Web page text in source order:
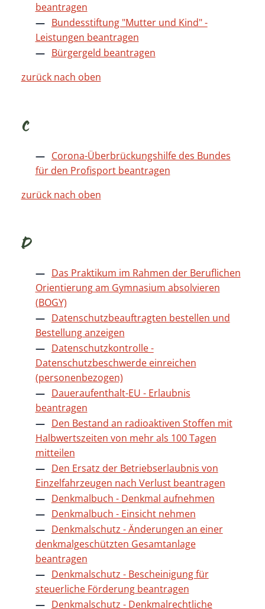
beantragen
Bundesstiftung "Mutter und Kind" -
Leistungen beantragen
Bürgergeld beantragen
zurück nach oben
C
Corona-Überbrückungshilfe des Bundes
für den Profisport beantragen
zurück nach oben
D
Das Praktikum im Rahmen der Beruflichen
Orientierung am Gymnasium absolvieren
(BOGY)
Datenschutzbeauftragten bestellen und
Bestellung anzeigen
Datenschutzkontrolle -
Datenschutzbeschwerde einreichen
(personenbezogen)
Daueraufenthalt-EU - Erlaubnis
beantragen
Den Bestand an radioaktiven Stoffen mit
Halbwertszeiten von mehr als 100 Tagen
mitteilen
Den Ersatz der Betriebserlaubnis von
Einzelfahrzeugen nach Verlust beantragen
Denkmalbuch - Denkmal aufnehmen
Denkmalbuch - Einsicht nehmen
Denkmalschutz - Änderungen an einer
denkmalgeschützten Gesamtanlage
beantragen
Denkmalschutz - Bescheinigung für
steuerliche Förderung beantragen
Denkmalschutz - Denkmalrechtliche